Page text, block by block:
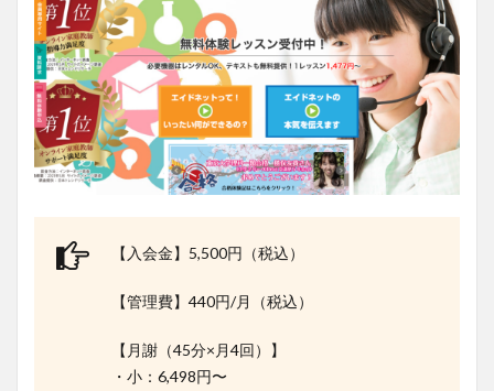
【入会金】5,500円（税込）
【管理費】440円/月（税込）
【月謝（45分×月4回）】
・小：6,498円〜